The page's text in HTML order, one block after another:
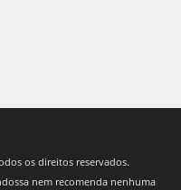
os direitos reservados.
nem recomenda nenhuma